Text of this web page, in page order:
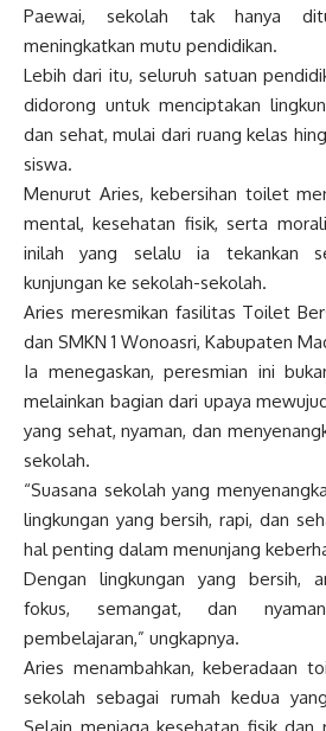
Paewai, sekolah tak hanya
meningkatkan mutu pendidikan.
Lebih dari itu, seluruh satuan
didorong untuk menciptakan
dan sehat, mulai dari ruang kelas
siswa.
Menurut Aries, kebersihan toilet
mental, kesehatan fisik, serta
inilah yang selalu ia tekankan
kunjungan ke sekolah-sekolah.
Aries meresmikan fasilitas Toilet
dan SMKN 1 Wonoasri, Kabupaten
Ia menegaskan, peresmian ini
melainkan bagian dari upaya
yang sehat, nyaman, dan
sekolah.
“Suasana sekolah yang
lingkungan yang bersih, rapi, dan
hal penting dalam menunjang
Dengan lingkungan yang bersih,
fokus, semangat, dan
pembelajaran,” ungkapnya.
Aries menambahkan, keberadaan
sekolah sebagai rumah kedua